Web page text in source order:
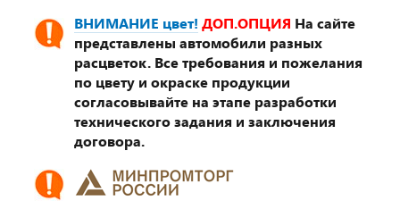
ВНИМАНИЕ цвет! ДОП.ОПЦИЯ На сайте
представлены автомобили разных
расцветок. Все требования и пожелания
по цвету и окраске продукции
согласовывайте на этапе разработки
технического задания и заключения
договора.